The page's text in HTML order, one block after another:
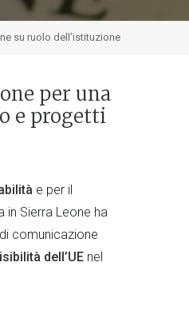
su ruolo dell’istituzione
per una
e progetti
e per il
in Sierra Leone ha
comunicazione
dell’UE nel